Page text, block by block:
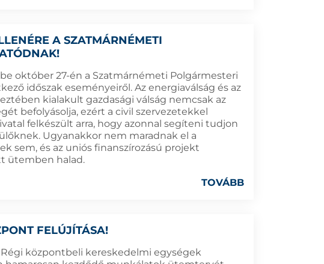
A SZATMÁRNÉMETI
október 27-én a Szatmárnémeti Polgármesteri
időszak eseményeiről. Az energiaválság és az
kialakult gazdasági válság nemcsak az
befolyásolja, ezért a civil szervezetekkel
felkészült arra, hogy azonnal segíteni tudjon
Ugyanakkor nem maradnak el a
sem, és az uniós finanszírozású projekt
ütemben halad.
TOVÁBB
FELÚJÍTÁSA!
központbeli kereskedelmi egységek